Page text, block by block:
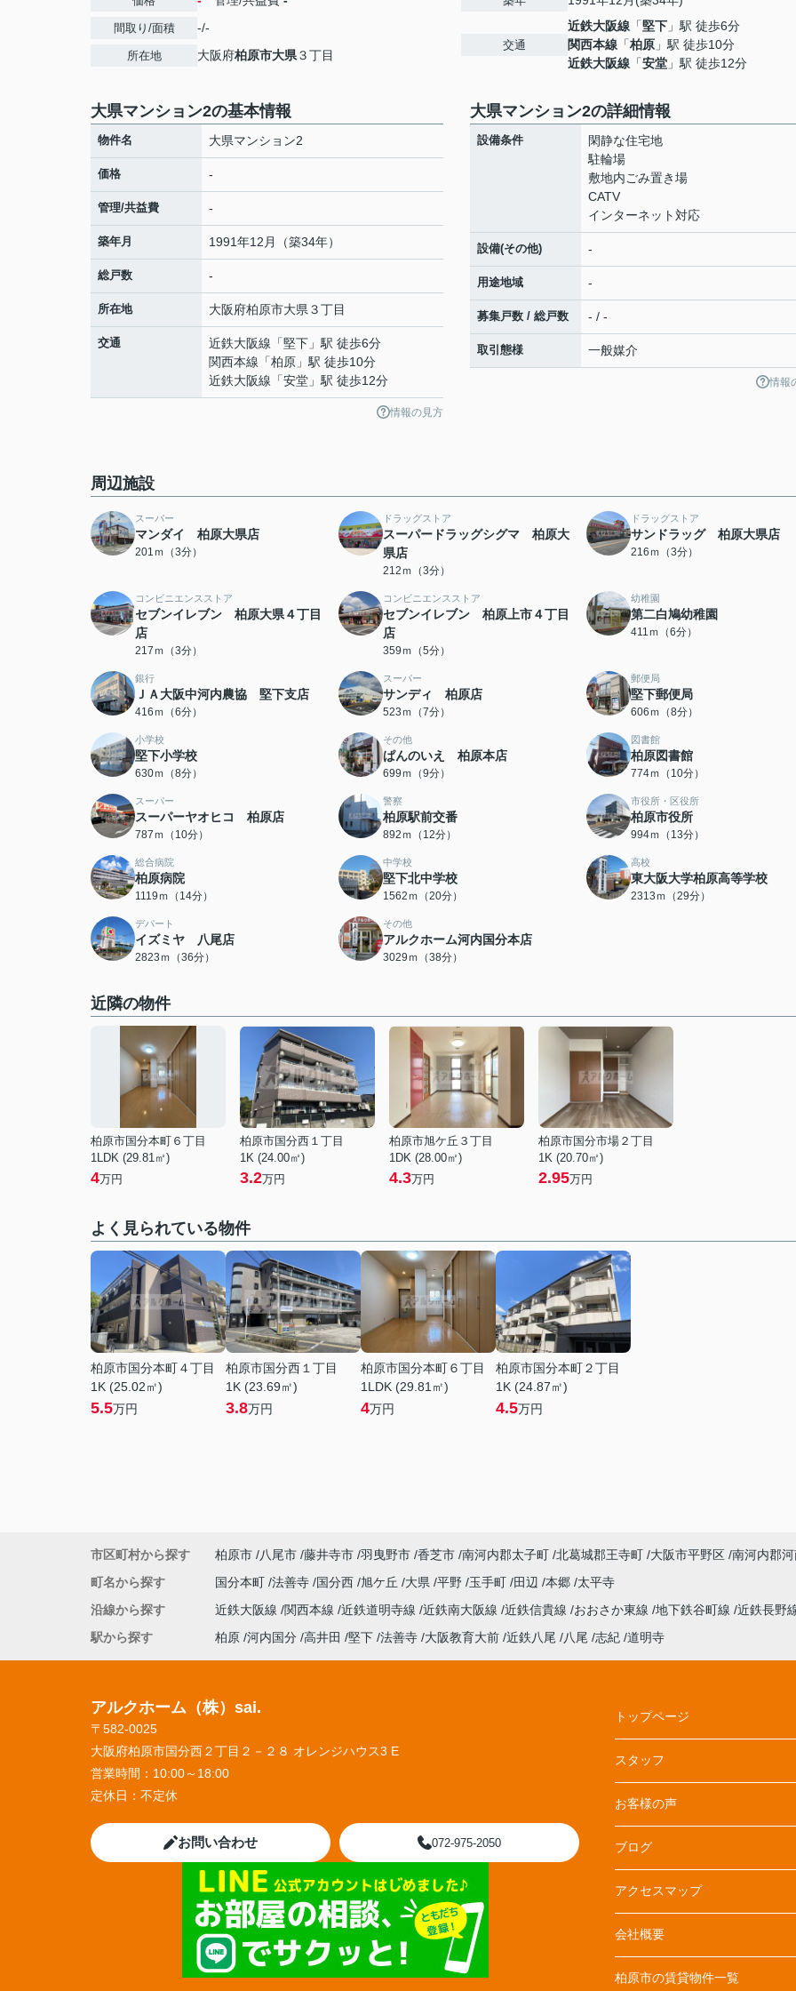
間取り/面積 -/-
所在地 大阪府柏原市大県３丁目
交通
近鉄大阪線 「堅下 」駅 徒歩6分
関西本線 「柏原 」駅 徒歩10分
近鉄大阪線 「安堂 」駅 徒歩12分
大県マンション2の基本情報
物件名 大県マンション2
価格 -
管理/共益費 -
築年月 1991年12月（築34年）
総戸数 -
所在地 大阪府柏原市大県 ３丁目
交通 近鉄大阪線 「堅下 」駅 徒歩6分
関西本線 「柏原 」駅 徒歩10分
近鉄大阪線 「安堂 」駅 徒歩12分
情報の見方
大県マンション2の詳細情報
設備条件
閑静な住宅地
駐輪場
敷地内ごみ置き場
CATV
インターネット対応
設備(その他) -
用途地域 -
募集戸数 / 総戸数 - / -
取引態様 一般媒介
情報
周辺施設
スーパー
マンダイ 柏原大県店
201ｍ（3分）
ドラッグストア
スーパードラッグシグマ 柏原大
県店
212ｍ（3分）
ドラッグストア
サンドラッグ 柏原大県店
216ｍ（3分）
コンビニエンスストア
セブンイレブン 柏原大県４丁目
店
217ｍ（3分）
コンビニエンスストア
セブンイレブン 柏原上市４丁目
店
359ｍ（5分）
幼稚園
第二白鳩幼稚園
411ｍ（6分）
銀行
ＪＡ大阪中河内農協 堅下支店
416ｍ（6分）
スーパー
サンディ 柏原店
523ｍ（7分）
郵便局
堅下郵便局
606ｍ（8分）
小学校
堅下小学校
630ｍ（8分）
その他
ぱんのいえ 柏原本店
699ｍ（9分）
図書館
柏原図書館
774ｍ（10分）
スーパー
スーパーヤオヒコ 柏原店
787ｍ（10分）
警察
柏原駅前交番
892ｍ（12分）
市役所・区役所
柏原市役所
994ｍ（13分）
総合病院
柏原病院
1119ｍ（14分）
中学校
堅下北中学校
1562ｍ（20分）
高校
東大阪大学柏原高等学校
2313ｍ（29分）
デパート
イズミヤ 八尾店
2823ｍ（36分）
その他
アルクホーム河内国分本店
3029ｍ（38分）
近隣の物件
柏原市国分本町６丁目
1LDK (29.81㎡)
4万円
柏原市国分西１丁目
1K (24.00㎡)
3.2万円
柏原市旭ケ丘３丁目
1DK (28.00㎡)
4.3万円
柏原市国分市場２丁目
1K (20.70㎡)
2.95万円
よく見られている物件
柏原市国分本町４丁目
1K (25.02㎡)
5.5万円
柏原市国分西１丁目
1K (23.69㎡)
3.8万円
柏原市国分本町６丁目
1LDK (29.81㎡)
4万円
柏原市国分本町２丁目
1K (24.87㎡)
4.5万円
市区町村から探す 柏原市 八尾市 藤井寺市 羽曳野市 香芝市 南河内郡太子町 北葛城郡王寺町 大阪市平野区 南河内郡
町名から探す
国分本町 法善寺 国分西 旭ケ丘 大県 平野 玉手町 田辺 本郷 太平寺
沿線から探す
近鉄大阪線 関西本線 近鉄道明寺線 近鉄南大阪線 近鉄信貴線 おおさか東線 地下鉄谷町線 近鉄長野
駅から探す
柏原 河内国分 高井田 堅下 法善寺 大阪教育大前 近鉄八尾 八尾 志紀 道明寺
アルクホーム（株）sai.
〒582-0025
大阪府柏原市国分西２丁目２－２８ オレンジハウス3 E
営業時間： 10:00～18:00
定休日： 不定休
お問い合わせ 072-975-2050
トップページ
スタッフ
お客様の声
ブログ
アクセスマップ
会社概要
柏原市の賃貸物件一覧